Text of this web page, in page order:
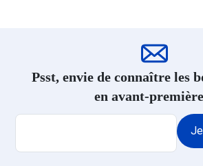
Psst, envie de connaître les
en avant-